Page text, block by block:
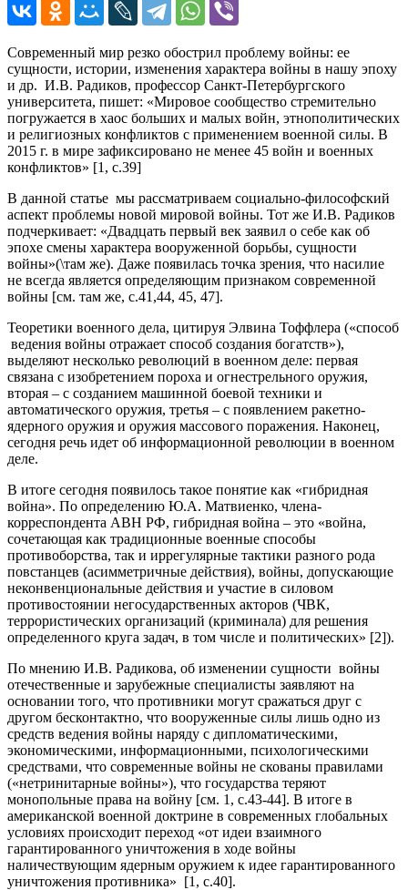
Современный мир резко обострил проблему войны: ее
сущности, истории, изменения характера войны в нашу эпоху
и др. И.В. Радиков, профессор Санкт-Петербургского
университета, пишет: «Мировое сообщество стремительно
погружается в хаос больших и малых войн, этнополитических
и религиозных конфликтов с применением военной силы. В
2015 г. в мире зафиксировано не менее 45 войн и военных
конфликтов» [1, с.39]
В данной статье мы рассматриваем социально-философский
аспект проблемы новой мировой войны. Тот же И.В. Радиков
подчеркивает: «Двадцать первый век заявил о себе как об
эпохе смены характера вооруженной борьбы, сущности
войны»(\там же). Даже появилась точка зрения, что насилие
не всегда является определяющим признаком современной
войны [см. там же, с.41,44, 45, 47].
Теоретики военного дела, цитируя Элвина Тоффлера («способ
ведения войны отражает способ создания богатств»),
выделяют несколько революций в военном деле: первая
связана с изобретением пороха и огнестрельного оружия,
вторая – с созданием машинной боевой техники и
автоматического оружия, третья – с появлением ракетно-
ядерного оружия и оружия массового поражения. Наконец,
сегодня речь идет об информационной революции в военном
деле.
В итоге сегодня появилось такое понятие как «гибридная
война». По определению Ю.А. Матвиенко, члена-
корреспондента АВН РФ, гибридная война – это «война,
сочетающая как традиционные военные способы
противоборства, так и иррегулярные тактики разного рода
повстанцев (асимметричные действия), войны, допускающие
неконвенциональные действия и участие в силовом
противостоянии негосударственных акторов (ЧВК,
террористических организаций (криминала) для решения
определенного круга задач, в том числе и политических» [2]).
По мнению И.В. Радикова, об изменении сущности войны
отечественные и зарубежные специалисты заявляют на
основании того, что противники могут сражаться друг с
другом бесконтактно, что вооруженные силы лишь одно из
средств ведения войны наряду с дипломатическими,
экономическими, информационными, психологическими
средствами, что современные войны не скованы правилами
(«нетринитарные войны»), что государства теряют
монопольные права на войну [см. 1, с.43-44]. В итоге в
американской военной доктрине в современных глобальных
условиях происходит переход «от идеи взаимного
гарантированного уничтожения в ходе войны
наличествующим ядерным оружием к идее гарантированного
уничтожения противника» [1, с.40].